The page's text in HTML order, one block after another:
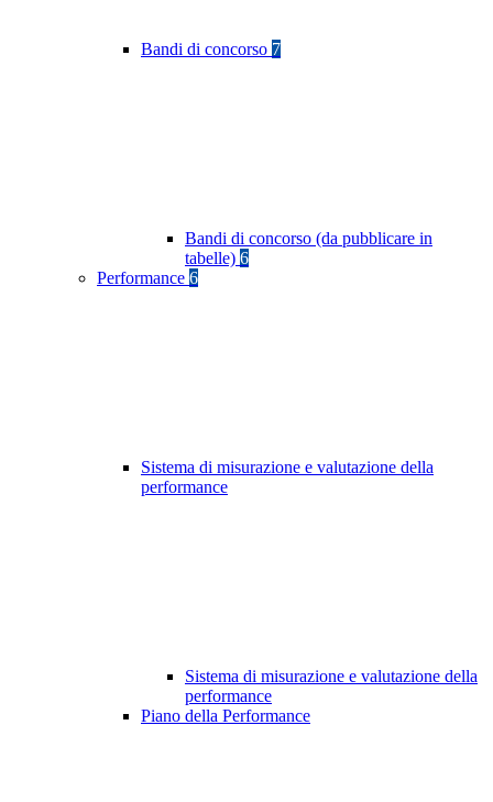
Bandi di concorso 7
Bandi di concorso (da pubblicare in
tabelle) 6
Performance 6
Sistema di misurazione e valutazione della
performance
Sistema di misurazione e valutazione della
performance
Piano della Performance